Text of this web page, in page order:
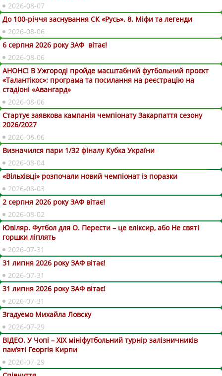
2026-08-07
До 100-річчя заснування СК «Русь». 8. Міфи та легенди
2026-08-06
6 серпня 2026 року ЗАФ вітає!
2026-08-06
АНОНС! В Ужгороді пройде масштабний футбольний проєкт
«Талантікос»: програма та посилання на реєстрацію на
стадіоні «Авангард»
2026-08-06
Стартує заявкова кампанія чемпіонату Закарпаття сезону
2026/2027
2026-08-06
Визначился пари 1/32 фіналу Кубка України
2026-08-04
«Вільхівці» розпочали новий чемпіонат із поразки
2026-08-03
2 серпня 2026 року ЗАФ вітає!
2026-08-02
Ювіляр. Футбол для О. Перести – це еліксир, або Не святі
горшки ліплять
2026-07-31
31 липня 2026 року ЗАФ вітає!
2026-07-31
31 липня 2026 року ЗАФ вітає!
2026-07-31
Згадуємо Михайла Ловску
2026-07-29
ВІДЕО. У Чопі – ХІХ мініфутбольний турнір залізничників
пам’яті Георгія Кирпи
2026-07-29